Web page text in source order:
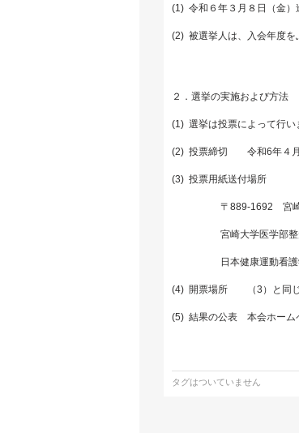
(1) 令和６年３月８日（金）
(2) 被選挙人は、入会年度を
２．選挙の実施および方法
(1) 選挙は投票によって行い
(2) 投票締切 令和6年４月
(3) 投票用紙送付場所
〒889-1692 宮崎市
宮崎大学医学部整形
日本健康運動看護学
(4) 開票場所 （3）と同じ
(5) 結果の公表 本会ホーム
タグはついていません